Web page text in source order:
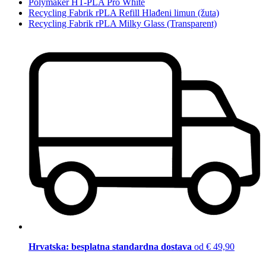
Polymaker HT-PLA Pro White
Recycling Fabrik rPLA Refill Hlađeni limun (žuta)
Recycling Fabrik rPLA Milky Glass (Transparent)
Hrvatska: besplatna standardna dostava od € 49,90